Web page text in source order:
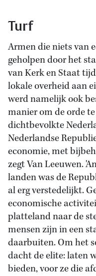
Turf
Armen die niets van
geholpen door het
van Kerk en Staat
lokale overheid aan
werd namelijk ook
manier om de orde
dichtbevolkte
Nederlandse
economie, met
zegt Van Leeuwen.
landen was de
al erg verstedelijkt.
economische
platteland naar de
mensen zijn in een
daarbuiten. Om het
dacht de elite: laten
bieden, voor ze die